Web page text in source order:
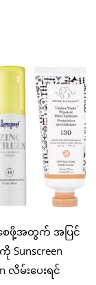
ေဖို့အတွက် အပြင်
Sunscreen
လိမ်းပေးရင်